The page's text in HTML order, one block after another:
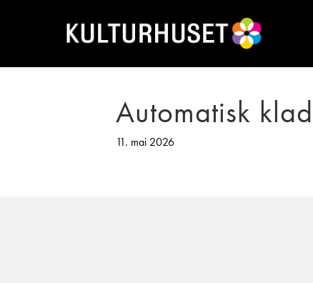
Automatisk
11. mai 2026